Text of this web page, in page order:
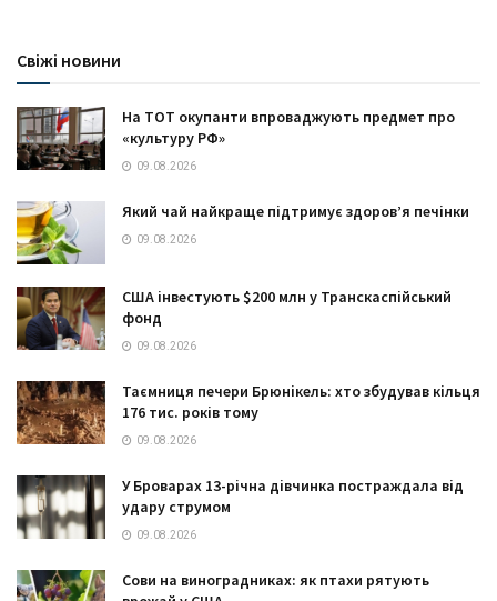
Свіжі новини
На ТОТ окупанти впроваджують предмет про
«культуру РФ»
09.08.2026
Який чай найкраще підтримує здоров’я печінки
09.08.2026
США інвестують $200 млн у Транскаспійський
фонд
09.08.2026
Таємниця печери Брюнікель: хто збудував кільця
176 тис. років тому
09.08.2026
У Броварах 13-річна дівчинка постраждала від
удару струмом
09.08.2026
Сови на виноградниках: як птахи рятують